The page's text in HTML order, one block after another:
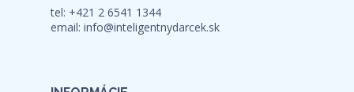
tel: +421 2 6541 1344
email: info@inteligentnydarcek.sk